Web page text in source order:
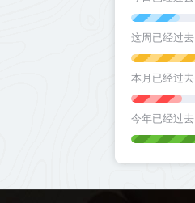
这周已经过去
本月已经过去
今年已经过去